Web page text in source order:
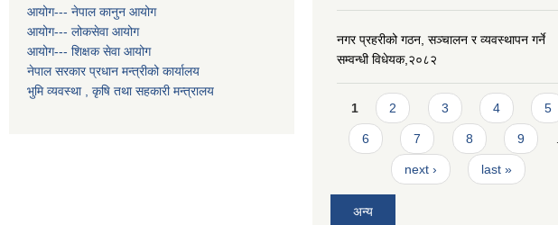
आयोग--- नेपाल कानुन आयोग
आयोग--- लोकसेवा आयोग
आयोग--- शिक्षक सेवा आयोग
नेपाल सरकार प्रधान मन्त्रीको कार्यालय
भुमि व्यवस्था , कृषि तथा सहकारी मन्त्रालय
नगर प्रहरीको गठन, सञ्चालन र व्यवस्थापन गर्ने
सम्वन्धी विधेयक,२०८२
Pages
1 2 3 4 5
6 7 8 9
next › last »
अन्य